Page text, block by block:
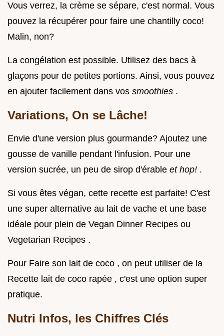
Vous verrez, la crème se sépare, c'est normal. Vous
pouvez la récupérer pour faire une chantilly coco!
Malin, non?
La congélation est possible. Utilisez des bacs à
glaçons pour de petites portions. Ainsi, vous pouvez
en ajouter facilement dans vos smoothies .
Variations, On se Lâche!
Envie d'une version plus gourmande? Ajoutez une
gousse de vanille pendant l'infusion. Pour une
version sucrée, un peu de sirop d'érable et hop! .
Si vous êtes végan, cette recette est parfaite! C'est
une super alternative au lait de vache et une base
idéale pour plein de Vegan Dinner Recipes ou
Vegetarian Recipes .
Pour Faire son lait de coco , on peut utiliser de la
Recette lait de coco rapée , c'est une option super
pratique.
Nutri Infos, les Chiffres Clés